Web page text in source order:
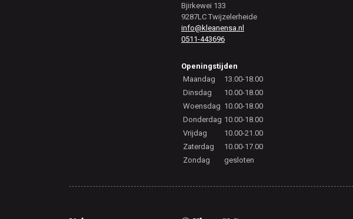
Bjirkewei 133
9287LC Twijzelerheide
info@kleanensa.nl
0511-443696
Openingstijden
Maandag
13.00-18.00
Dinsdag
10.00-18.00
Woensdag 10.00-18.00
Donderdag 10.00-18.00
Vrijdag
10.00-21.00
Zaterdag
10.00-17.00
Zondag
gesloten